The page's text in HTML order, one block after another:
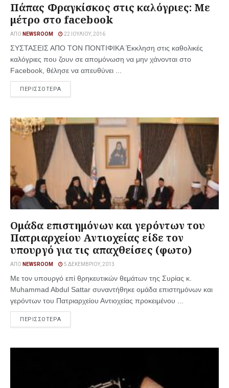
Πάπας Φραγκίσκος στις καλόγριες: Με
μέτρο στο facebook
ΑΠΌ NEWSROOM 22 ΙΟΥΛΊΟΥ, 2016
ΣΥΣΤΑΣΕΙΣ ΑΠΟ ΤΟΝ ΠΟΝΤΙΦΙΚΑ Έκκληση στις καθολικές
καλόγριες που ζουν σε απομόνωση να μην χάνονται στο
Facebook, θέλησε να απευθύνει ...
ΠΕΡΙΣΣΟΤΕΡΑ
Ομάδα επιστημόνων και γερόντων του
Πατριαρχείου Αντιοχείας είδε τον
υπουργό για τις απαχθείσες (φωτο)
ΑΠΌ NEWSROOM 5 ΔΕΚΕΜΒΡΊΟΥ, 2013
Με τον υπουργό επί θρηκευτικών θεμάτων της Συρίας κ.
Muhammad Abdul Sattar συναντήθηκε ομάδα επιστημόνων και
γερόντων του Πατριαρχείου Αντιοχείας προκειμένου ...
ΠΕΡΙΣΣΟΤΕΡΑ